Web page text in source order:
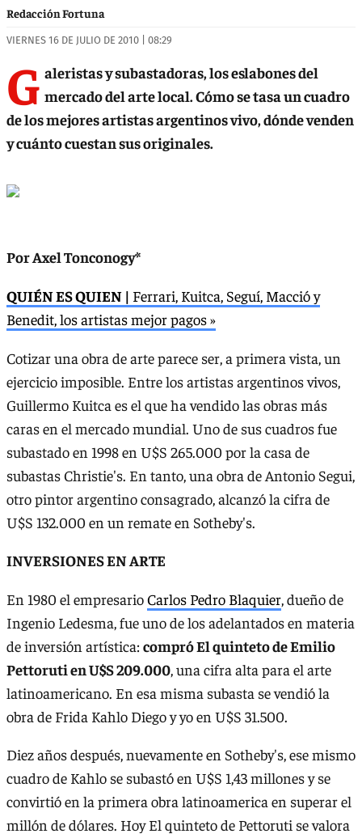
Redacción Fortuna
VIERNES 16 DE JULIO DE 2010 | 08:29
G aleristas y subastadoras, los eslabones del
mercado del arte local. Cómo se tasa un cuadro
de los mejores artistas argentinos vivo, dónde venden
y cuánto cuestan sus originales.
Por Axel Tonconogy*
QUIÉN ES QUIEN | Ferrari, Kuitca, Seguí, Macció y
Benedit, los artistas mejor pagos »
Cotizar una obra de arte parece ser, a primera vista, un
ejercicio imposible. Entre los artistas argentinos vivos,
Guillermo Kuitca es el que ha vendido las obras más
caras en el mercado mundial. Uno de sus cuadros fue
subastado en 1998 en U$S 265.000 por la casa de
subastas Christie's. En tanto, una obra de Antonio Segui,
otro pintor argentino consagrado, alcanzó la cifra de
U$S 132.000 en un remate en Sotheby's.
INVERSIONES EN ARTE
En 1980 el empresarioCarlos Pedro Blaquier, dueño de
Ingenio Ledesma, fue uno de los adelantados en materia
de inversión artística:compró El quinteto de Emilio
Pettoruti en U$S 209.000, una cifra alta para el arte
latinoamericano. En esa misma subasta se vendió la
obra de Frida Kahlo Diego y yo en U$S 31.500.
Diez años después, nuevamente en Sotheby's, ese mismo
cuadro de Kahlo se subastó en U$S 1,43 millones y se
convirtió en la primera obra latinoamerica en superar el
millón de dólares. Hoy El quinteto de Pettoruti se valora